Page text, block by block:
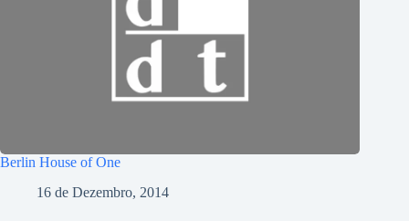
Berlin House of One
16 de Dezembro, 2014